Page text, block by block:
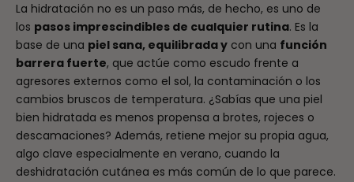
La hidratación no es un paso más, de hecho, es uno de
los pasos imprescindibles de cualquier rutina. Es la
base de una piel sana, equilibrada y con una función
barrera fuerte, que actúe como escudo frente a
agresores externos como el sol, la contaminación o los
cambios bruscos de temperatura. ¿Sabías que una piel
bien hidratada es menos propensa a brotes, rojeces o
descamaciones? Además, retiene mejor su propia agua,
algo clave especialmente en verano, cuando la
deshidratación cutánea es más común de lo que parece.